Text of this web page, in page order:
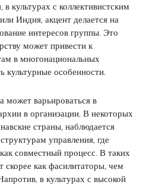
культурах с коллективистским
Индия, акцент делается на
интересов группы. Это
может привести к
в многонациональных
культурные особенности.
может варьироваться в
в организации. В некоторых
страны, наблюдается
управления, где
совместный процесс. В таких
как фасилитаторы, чем
в культурах с высокой